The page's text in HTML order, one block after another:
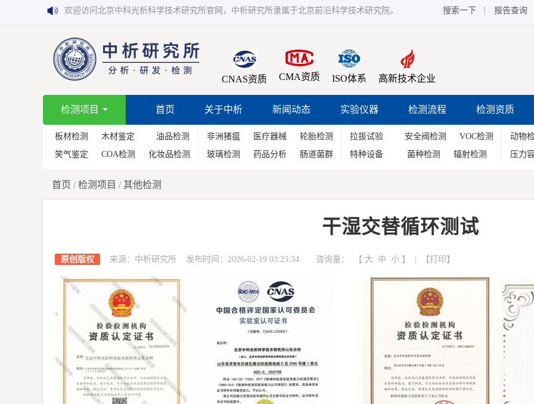
欢迎访问北京中科光析科学技术研究所官网，中析研究所隶属于北京前沿科学技术研究院。 搜索一下 报告查询
CNAS资质 CMA资质 ISO体系 高新技术企业
检测项目 首页 关于中析 新闻动态 实验仪器 检测流程 检测资质
板材检测 木材鉴定
油品检测
笑气鉴定
COA检测 化妆品检测
非洲猪瘟 医疗器械
轮胎检测
玻璃检测
药品分析 肠道菌群
拉拔试验 安全阀检测
VOC检测
特种设备
菌种检测 辐射检测
动物
压力
首页 /检测项目 / 其他检测
干湿交替循环测试
原创版权 来源：中析研究所 发布时间：2026-02-19 03:23:34 咨询量： 【 大 中 小 】 | 【打印 】